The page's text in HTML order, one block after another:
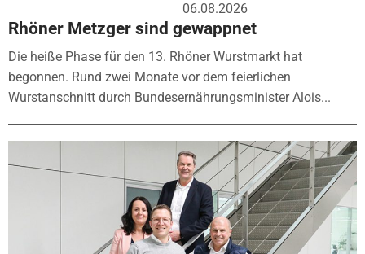
06.08.2026
Rhöner Metzger sind gewappnet
Die heiße Phase für den 13. Rhöner Wurstmarkt hat
begonnen. Rund zwei Monate vor dem feierlichen
Wurstanschnitt durch Bundesernährungsminister Alois...